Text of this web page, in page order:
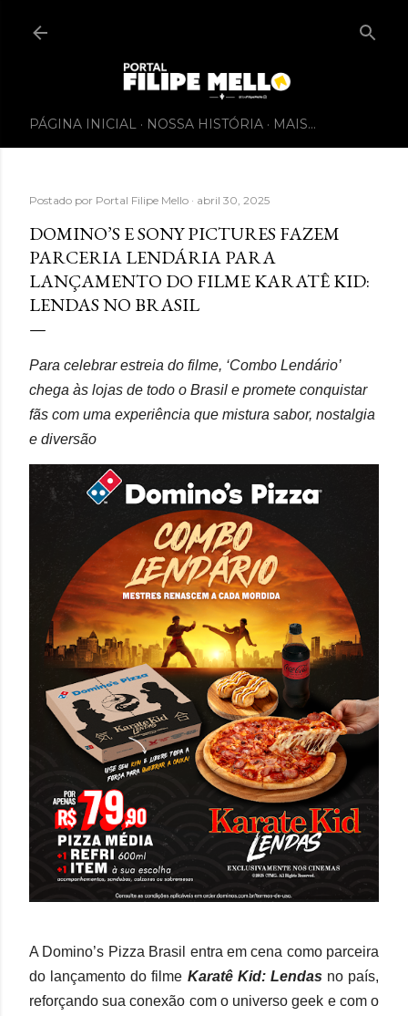
PÁGINA INICIAL NOSSA HISTÓRIA MAIS…
Postado por Portal Filipe Mello abril 30, 2025
DOMINO’S E SONY PICTURES FAZEM
PARCERIA LENDÁRIA PARA
LANÇAMENTO DO FILME KARATÊ KID:
LENDAS NO BRASIL
Para celebrar estreia do filme, ‘Combo Lendário’
chega às lojas de todo o Brasil e promete conquistar
fãs com uma experiência que mistura sabor, nostalgia
e diversão
A Domino’s Pizza Brasil entra em cena como parceira
do lançamento do filme Karatê Kid: Lendasno país,
reforçando sua conexão com o universo geek e com o